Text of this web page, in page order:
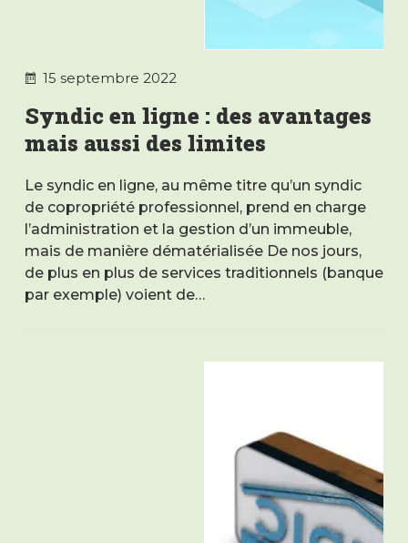
15 septembre 2022
Syndic en ligne : des avantages
mais aussi des limites
Le syndic en ligne, au même titre qu’un syndic
de copropriété professionnel, prend en charge
l’administration et la gestion d’un immeuble,
mais de manière dématérialisée De nos jours,
de plus en plus de services traditionnels (banque
par exemple) voient de…